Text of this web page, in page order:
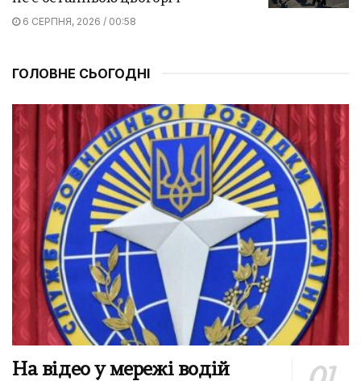
6 СЕРПНЯ, 2026 / 00:58
ГОЛОВНЕ СЬОГОДНІ
На відео у мережі водій